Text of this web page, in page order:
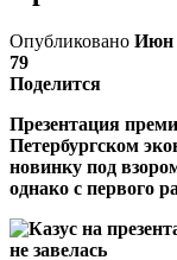
Опубликовано Июн
79
Поделится
Презентация
Петербургском
новинку под
однако с первого